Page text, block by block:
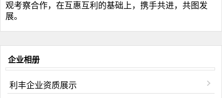
观考察合作，在互惠互利的基础上，携手共进，共图发
展。
企业相册
利丰企业资质展示